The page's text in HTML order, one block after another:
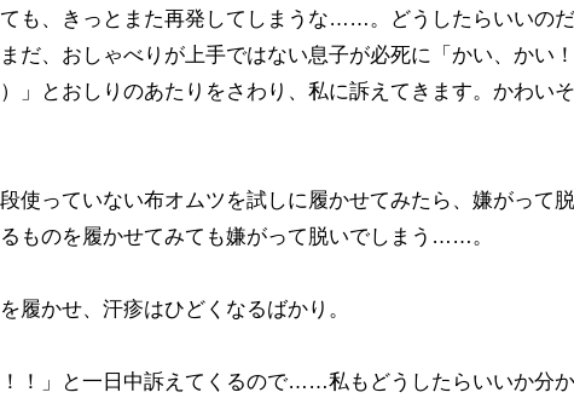
も、きっとまた再発してしまうな……。どうしたらいいのだ
、おしゃべりが上手ではない息子が必死に「かい、かい！
」とおしりのあたりをさわり、私に訴えてきます。かわいそ
使っていない布オムツを試しに履かせてみたら、嫌がって脱
ものを履かせてみても嫌がって脱いでしまう……。
履かせ、汗疹はひどくなるばかり。
！」と一日中訴えてくるので……私もどうしたらいいか分か